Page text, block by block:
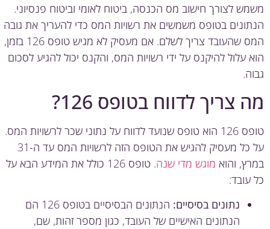
לצורך חישוב מס הכנסה, ביטוח לאומי וביטוח פנסיוני.
בטופס משמשים את רשויות המס כדי להעריך את גובה
המס שהעובד צריך לשלם. אם מעסיק לא מגיש טופס 126 בזמן,
עלול להיקנס על ידי רשויות המס, והקנס יכול להגיע לסכום
צריך לדווח בטופס 126?
טופס 126 הוא טופס שנועד לדווח על נתוני שכר לרשויות המס.
על כל מעסיק להגיש את הטופס הזה לרשויות המס עד ה-31
והואמוגש מדי שנה
. טופס 126 כולל את המידע הבא על
נתונים בסיסיים:
הנתונים הבסיסיים בטופס 126 הם
הנתונים האישיים של העובד, כגון מספר זהות, שם,